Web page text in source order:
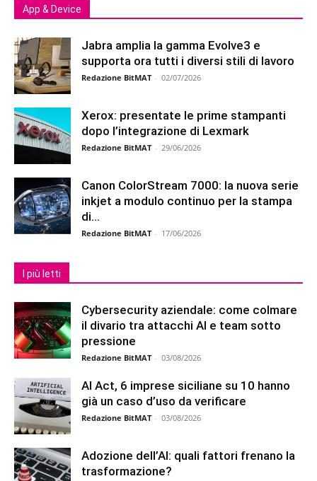
App & Device
Jabra amplia la gamma Evolve3 e
supporta ora tutti i diversi stili di lavoro
Redazione BitMAT - 02/07/2026
Xerox: presentate le prime stampanti
dopo l’integrazione di Lexmark
Redazione BitMAT - 29/06/2026
Canon ColorStream 7000: la nuova serie
inkjet a modulo continuo per la stampa
di...
Redazione BitMAT - 17/06/2026
I più letti
Cybersecurity aziendale: come colmare
il divario tra attacchi AI e team sotto
pressione
Redazione BitMAT - 03/08/2026
AI Act, 6 imprese siciliane su 10 hanno
già un caso d’uso da verificare
Redazione BitMAT - 03/08/2026
Adozione dell’AI: quali fattori frenano la
trasformazione?